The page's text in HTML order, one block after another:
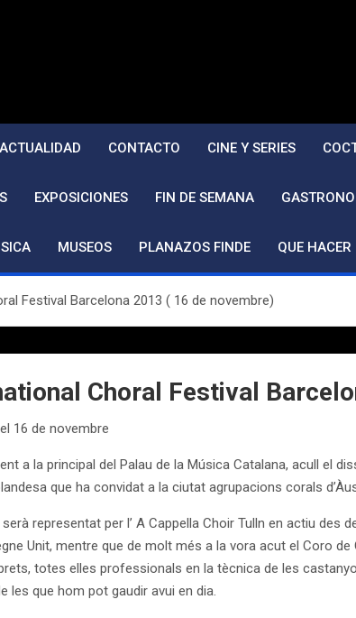
ACTUALIDAD CONTACTO CINE Y SERIES
EXPOSICIONES FIN DE SEMANA
MUSEOS PLANAZOS FINDE QUE HACER
Festival Barcelona 2013 ( 16 de novembre)
Choral Festival
16 de novembre
a la principal del Palau de la Música Catalana, acull el
que ha convidat a la ciutat agrupacions corals
representat per l’ A Cappella Choir Tulln en actiu des
Unit, mentre que de molt més a la vora acut el Coro
totes elles professionals en la tècnica de les
les que hom pot gaudir avui en dia.